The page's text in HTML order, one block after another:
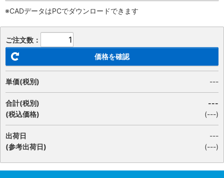
※CADデータはPCでダウンロードできます
ご注文数：
価格を確認
単価(税別) ---
合計(税別)
(税込価格)
---
(---)
出荷日
(参考出荷日)
---
(---)